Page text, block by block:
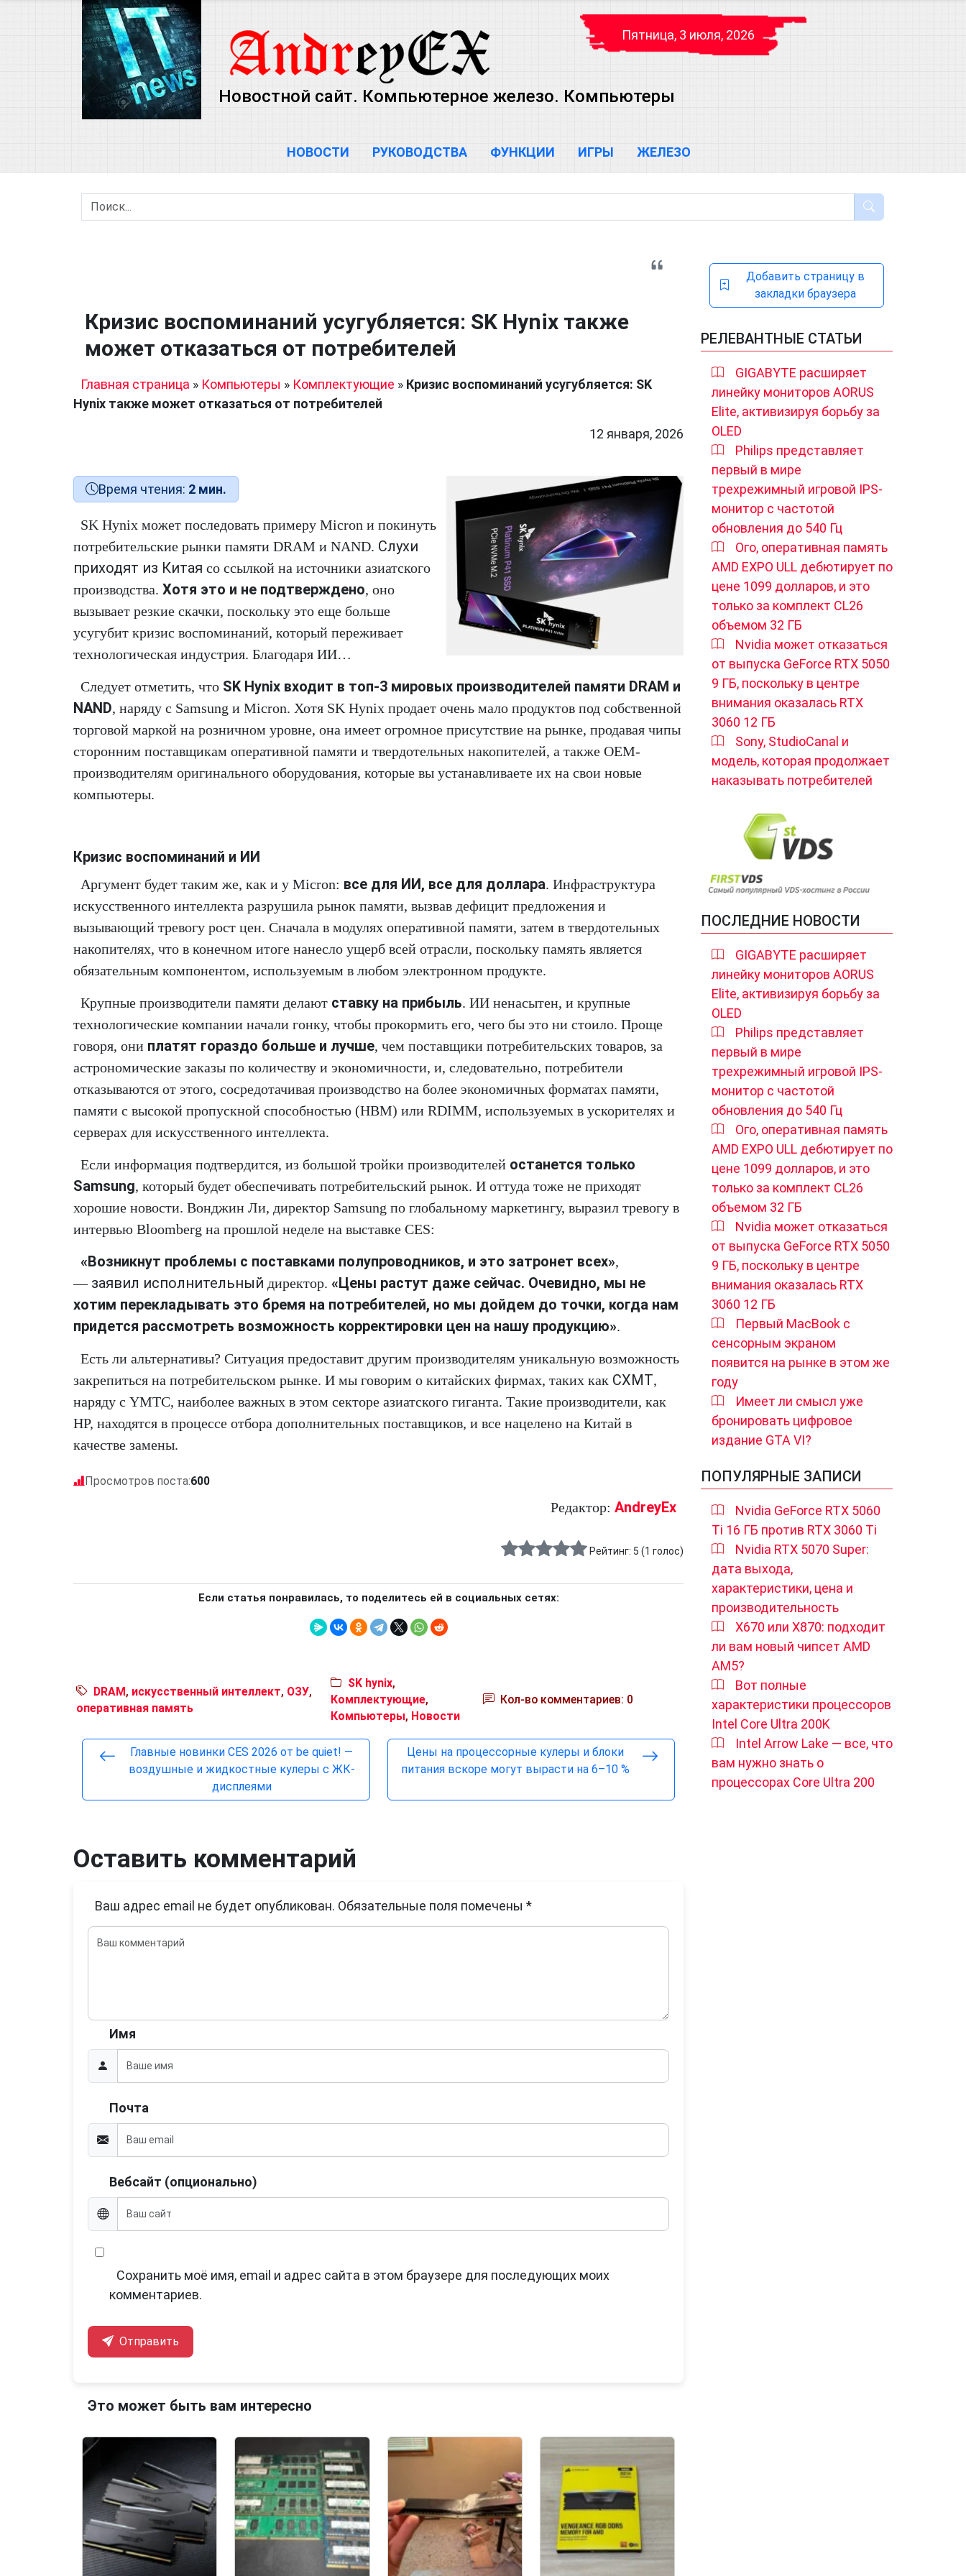
Пятница, 3 июля, 2026
Новостной сайт. Компьютерное железо. Компьютеры
НОВОСТИ РУКОВОДСТВА ФУНКЦИИ ИГРЫ ЖЕЛЕЗО
Кризис воспоминаний усугубляется: SK Hynix также
может отказаться от потребителей
Главная страница » Компьютеры » Комплектующие » Кризис воспоминаний усугубляется: SK
Hynix также может отказаться от потребителей
12 января, 2026
Время чтения: 2 мин.
SK Hynix может последовать примеру Micron и покинуть
потребительские рынки памяти DRAM и NAND. Слухи
приходят из Китая со ссылкой на источники азиатского
производства. Хотя это и не подтверждено, оно
вызывает резкие скачки, поскольку это еще больше
усугубит кризис воспоминаний, который переживает
технологическая индустрия. Благодаря ИИ…
Следует отметить, что SK Hynix входит в топ-3 мировых производителей памяти DRAM и
NAND, наряду с Samsung и Micron. Хотя SK Hynix продает очень мало продуктов под собственной
торговой маркой на розничном уровне, она имеет огромное присутствие на рынке, продавая чипы
сторонним поставщикам оперативной памяти и твердотельных накопителей, а также OEM-
производителям оригинального оборудования, которые вы устанавливаете их на свои новые
компьютеры.
Кризис воспоминаний и ИИ
Аргумент будет таким же, как и у Micron: все для ИИ, все для доллара. Инфраструктура
искусственного интеллекта разрушила рынок памяти, вызвав дефицит предложения и
вызывающий тревогу рост цен. Сначала в модулях оперативной памяти, затем в твердотельных
накопителях, что в конечном итоге нанесло ущерб всей отрасли, поскольку память является
обязательным компонентом, используемым в любом электронном продукте.
Крупные производители памяти делают ставку на прибыль. ИИ ненасытен, и крупные
технологические компании начали гонку, чтобы прокормить его, чего бы это ни стоило. Проще
говоря, они платят гораздо больше и лучше, чем поставщики потребительских товаров, за
астрономические заказы по количеству и экономичности, и, следовательно, потребители
отказываются от этого, сосредотачивая производство на более экономичных форматах памяти,
памяти с высокой пропускной способностью (HBM) или RDIMM, используемых в ускорителях и
серверах для искусственного интеллекта.
Если информация подтвердится, из большой тройки производителей останется только
Samsung, который будет обеспечивать потребительский рынок. И оттуда тоже не приходят
хорошие новости. Вонджин Ли, директор Samsung по глобальному маркетингу, выразил тревогу в
интервью Bloomberg на прошлой неделе на выставке CES:
«Возникнут проблемы с поставками полупроводников, и это затронет всех»,
— заявил исполнительный директор. «Цены растут даже сейчас. Очевидно, мы не
хотим перекладывать это бремя на потребителей, но мы дойдем до точки, когда нам
придется рассмотреть возможность корректировки цен на нашу продукцию».
Есть ли альтернативы? Ситуация предоставит другим производителям уникальную возможность
закрепиться на потребительском рынке. И мы говорим о китайских фирмах, таких как CXMT,
наряду с YMTC, наиболее важных в этом секторе азиатского гиганта. Такие производители, как
HP, находятся в процессе отбора дополнительных поставщиков, и все нацелено на Китай в
качестве замены.
Просмотров поста:600
Редактор: AndreyEx
Рейтинг: 5 (1 голос)
Если статья понравилась, то поделитесь ей в социальных сетях:
DRAM, искусственный интеллект, ОЗУ,
оперативная память
SK hynix,
Комплектующие,
Компьютеры, Новости
Кол-во комментариев: 0
Главные новинки CES 2026 от be quiet! —
воздушные и жидкостные кулеры с ЖК-
дисплеями
Цены на процессорные кулеры и блоки
питания вскоре могут вырасти на 6–10 %
Оставить комментарий
Ваш адрес email не будет опубликован. Обязательные поля помечены *
Имя
Почта
Вебсайт (опционально)
Сохранить моё имя, email и адрес сайта в этом браузере для последующих моих
комментариев.
Отправить
Это может быть вам интересно
Добавить страницу в
закладки браузера
РЕЛЕВАНТНЫЕ СТАТЬИ
GIGABYTE расширяет
линейку мониторов AORUS
Elite, активизируя борьбу за
OLED
Philips представляет
первый в мире
трехрежимный игровой IPS-
монитор с частотой
обновления до 540 Гц
Ого, оперативная память
AMD EXPO ULL дебютирует по
цене 1099 долларов, и это
только за комплект CL26
объемом 32 ГБ
Nvidia может отказаться
от выпуска GeForce RTX 5050
9 ГБ, поскольку в центре
внимания оказалась RTX
3060 12 ГБ
Sony, StudioCanal и
модель, которая продолжает
наказывать потребителей
ПОСЛЕДНИЕ НОВОСТИ
GIGABYTE расширяет
линейку мониторов AORUS
Elite, активизируя борьбу за
OLED
Philips представляет
первый в мире
трехрежимный игровой IPS-
монитор с частотой
обновления до 540 Гц
Ого, оперативная память
AMD EXPO ULL дебютирует по
цене 1099 долларов, и это
только за комплект CL26
объемом 32 ГБ
Nvidia может отказаться
от выпуска GeForce RTX 5050
9 ГБ, поскольку в центре
внимания оказалась RTX
3060 12 ГБ
Первый MacBook с
сенсорным экраном
появится на рынке в этом же
году
Имеет ли смысл уже
бронировать цифровое
издание GTA VI?
ПОПУЛЯРНЫЕ ЗАПИСИ
Nvidia GeForce RTX 5060
Ti 16 ГБ против RTX 3060 Ti
Nvidia RTX 5070 Super:
дата выхода,
характеристики, цена и
производительность
X670 или X870: подходит
ли вам новый чипсет AMD
AM5?
Вот полные
характеристики процессоров
Intel Core Ultra 200K
Intel Arrow Lake — все, что
вам нужно знать о
процессорах Core Ultra 200